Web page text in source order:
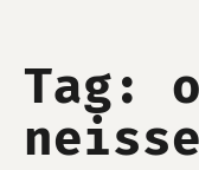
Tag: